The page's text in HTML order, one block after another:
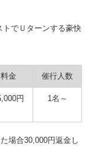
でＵターンする豪快
料金 催行人数
円 1名～
場合30,000円返金し